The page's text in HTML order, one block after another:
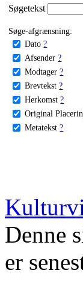
Søgetekst
Søge-afgrænsning:
Dato ?
Afsender ?
Modtager ?
Brevtekst ?
Herkomst ?
Original
Metatekst ?
Denne
er